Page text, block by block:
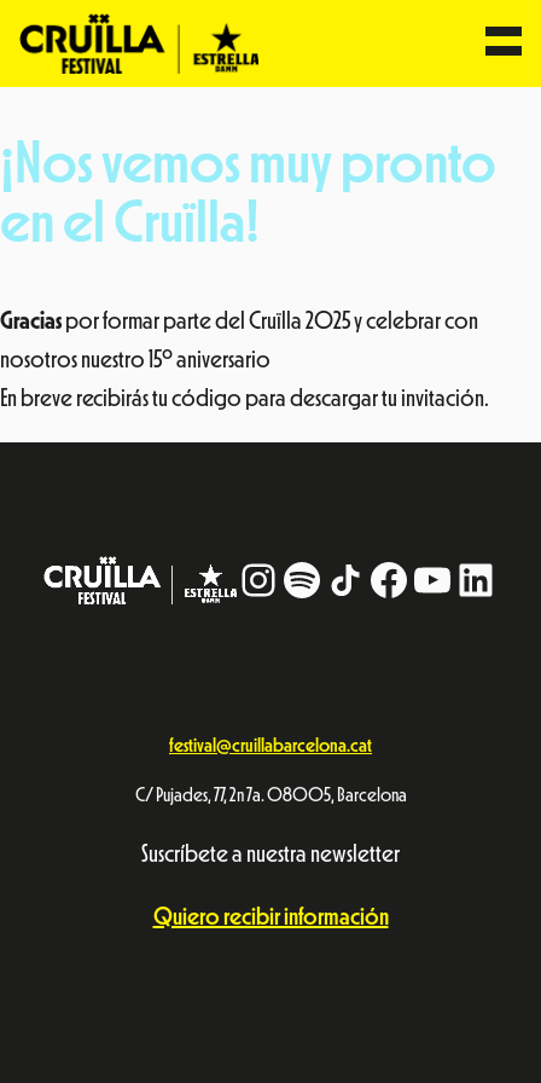
contenido
¡Nos vemos muy pronto
en el Cruïlla!
Gracias por formar parte del Cruïlla 2025 y celebrar con
nosotros nuestro 15º aniversario
En breve recibirás tu código para descargar tu invitación.
Instagram
# TikTokFacebook
festival@cruillabarcelona.cat
C/ Pujades, 77, 2n 7a. 08005, Barcelona
Suscríbete a nuestra newsletter
Quiero recibir información